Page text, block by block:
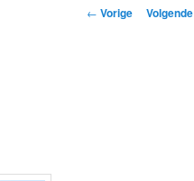
Bericht
← Vorige Volgende